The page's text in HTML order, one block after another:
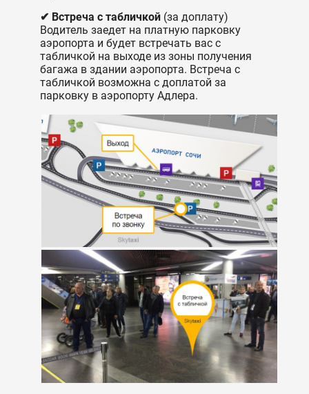
✔ Встреча с табличкой(за доплату)
Водитель заедет на платную парковку
аэропорта и будет встречать вас с
табличкой на выходе из зоны получения
багажа в здании аэропорта. Встреча с
табличкой возможна с доплатой за
парковку в аэропорту Адлера.